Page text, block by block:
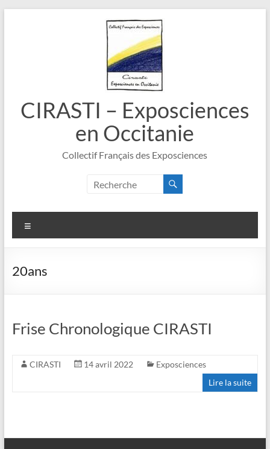
CIRASTI – Exposciences
en Occitanie
Collectif Français des Exposciences
20ans
Frise Chronologique CIRASTI
CIRASTI 14 avril 2022
Exposciences
Lire la suite